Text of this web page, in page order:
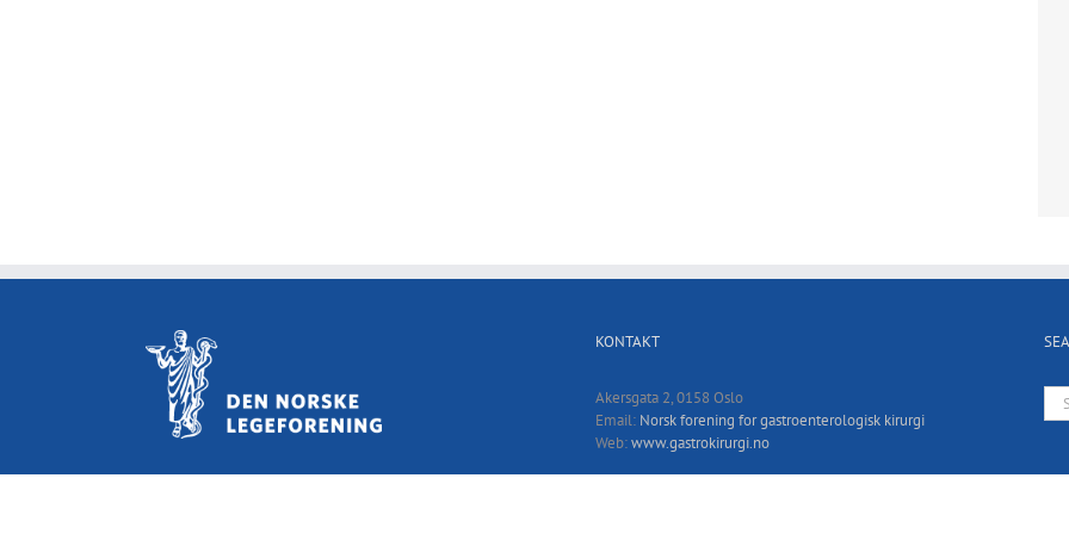
KONTAKT
Akersgata 2, 0158 Oslo
Email: Norsk forening for gastroenterologisk kirurgi
Web:www.gastrokirurgi.no
for: